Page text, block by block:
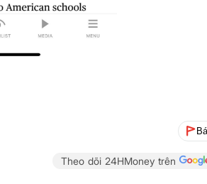
Theo dõi 24HMoney trên